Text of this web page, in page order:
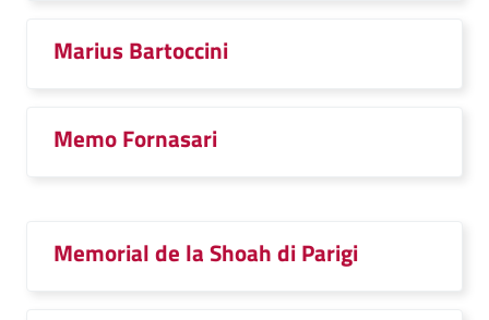
Marius Bartoccini
Memo Fornasari
Memorial de la Shoah di Parigi